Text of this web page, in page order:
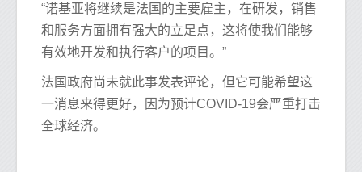
“诺基亚将继续是法国的主要雇主，在研发，销售
和服务方面拥有强大的立足点，这将使我们能够
有效地开发和执行客户的项目。”
法国政府尚未就此事发表评论，但它可能希望这
一消息来得更好，因为预计COVID-19会严重打击
全球经济。